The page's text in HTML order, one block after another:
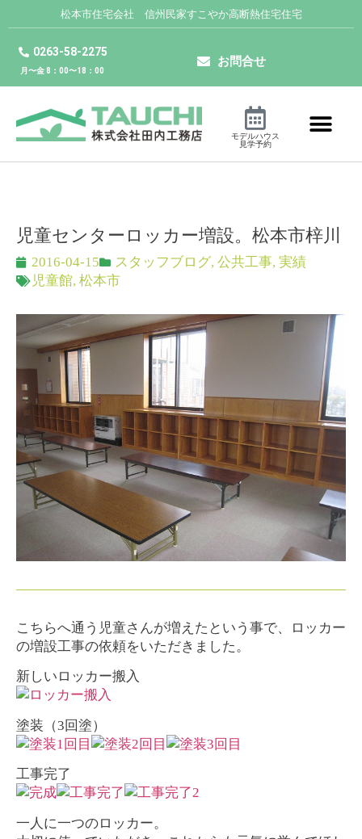
松本市住宅会社 信州民家すこやか高断熱住宅住宅
0263-58-2275
月〜金 8：00〜18：00
お問合せ
モデルハウス
見学予約
児童センターロッカー増設。松本市梓川
2016-04-15 スタッフブログ, 公共工事, 実績
児童館, 松本市
こちらへ通う児童さんが増えたという事で、ロッカー
の増設工事の依頼をいただきました。
新しいロッカー搬入
塗装（3回塗）
工事完了
一人に一つのロッカー。